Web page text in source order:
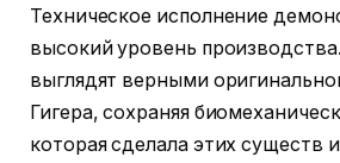
Техническое исполнение
высокий уровень
выглядят верными
Гигера, сохраняя
которая сделала этих существ